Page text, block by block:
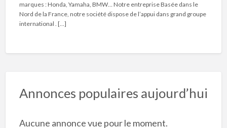
marques : Honda, Yamaha, BMW… Notre entreprise Basée dans le
Nord de la France, notre société dispose de l’appui dans grand groupe
international . […]
Annonces populaires aujourd’hui
Aucune annonce vue pour le moment.